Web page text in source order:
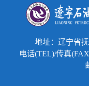
连石化公司
地址：辽宁省
电话(TEL)/传真